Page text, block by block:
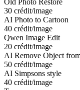
Old Photo Restore
30 crédit/image
AI Photo to Cartoon
40 crédit/image
Qwen Image Edit
20 crédit/image
AI Remove Object
50 crédit/image
AI Simpsons style
40 crédit/image